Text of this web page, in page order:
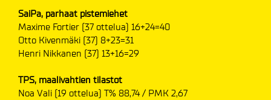
SaiPa, parhaat pistemiehet
Maxime Fortier (37 ottelua) 16+24=40
Otto Kivenmäki (37) 8+23=31
Henri Nikkanen (37) 13+16=29
TPS, maalivahtien tilastot
Noa Vali (19 ottelua) T% 88,74 / PMK 2,67